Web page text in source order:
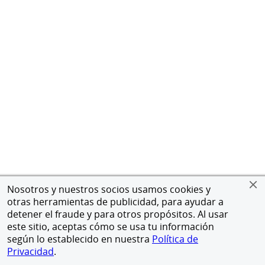
Nosotros y nuestros socios usamos cookies y
otras herramientas de publicidad, para ayudar a
detener el fraude y para otros propósitos. Al usar
este sitio, aceptas cómo se usa tu información
según lo establecido en nuestra Política de
Privacidad.